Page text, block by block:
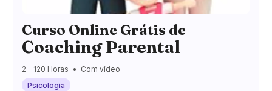
Curso Online Grátis de
Coaching Parental
2 - 120 Horas
Com vídeo
Psicologia